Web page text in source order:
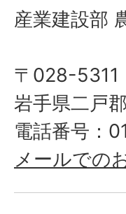
産業建設部
〒028-5311
岩手県二戸
電話番号：
メールでの